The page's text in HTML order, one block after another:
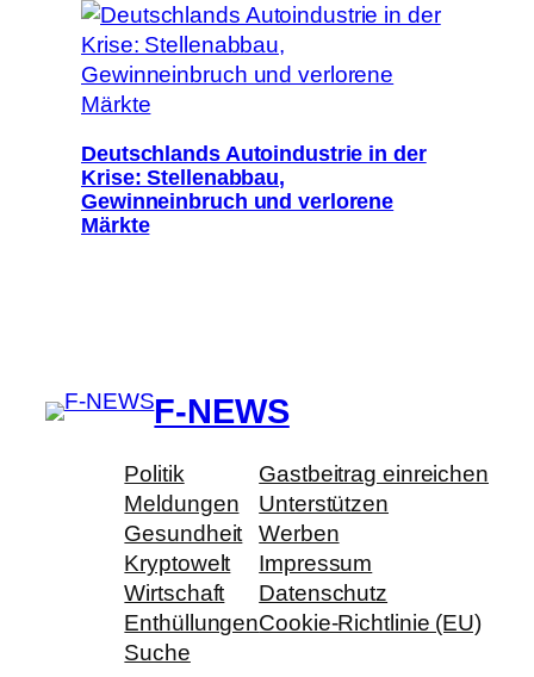
Deutschlands Autoindustrie in der
Krise: Stellenabbau,
Gewinneinbruch und verlorene
Märkte
F-NEWS
Politik
Meldungen
Gesundheit
Kryptowelt
Wirtschaft
Enthüllungen
Suche
Gastbeitrag einreichen
Unterstützen
Werben
Impressum
Datenschutz
Cookie-Richtlinie (EU)